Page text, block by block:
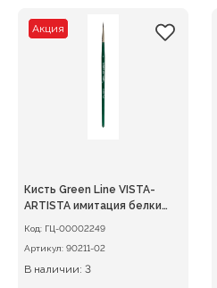
276,00 ₽.
Акция
Кисть Green Line VISTA-
ARTISTA имитация белки
круглая №02
Код: ГЦ-00002249
Артикул: 90211-02
В наличии: 3